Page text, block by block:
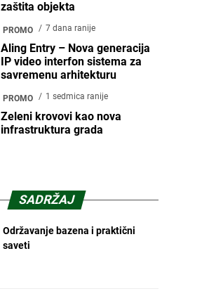
zaštita objekta
PROMO 7 dana ranije
Aling Entry – Nova generacija
IP video interfon sistema za
savremenu arhitekturu
PROMO 1 sedmica ranije
Zeleni krovovi kao nova
infrastruktura grada
SADRŽAJ
Održavanje bazena i praktični
saveti